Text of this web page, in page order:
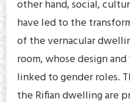
other hand, social,
have led to the
of the vernacular
room, whose design
linked to gender roles.
the Rifian dwelling are